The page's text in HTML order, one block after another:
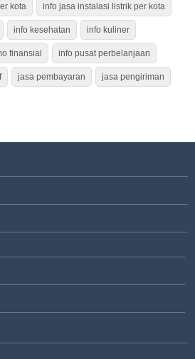
kota info jasa instalasi listrik per kota
info kesehatan info kuliner
finansial info pusat perbelanjaan
jasa pembayaran jasa pengiriman